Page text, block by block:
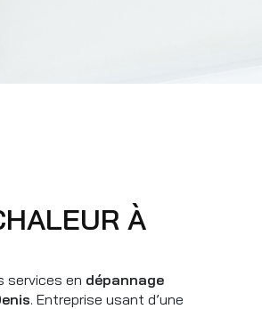
services en dépannage
. Entreprise usant d’une